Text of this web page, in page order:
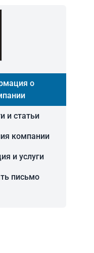
о
и статьи
компании
и услуги
письмо